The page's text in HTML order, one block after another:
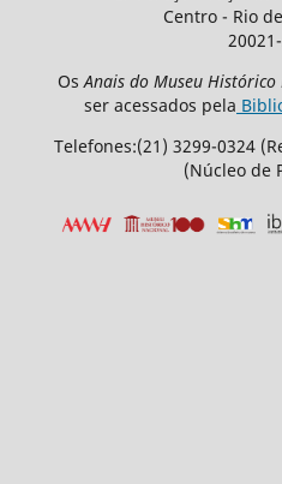
Centro - Rio
Os Anais do Museu Histórico
ser acessados pela
Telefones:(21) 3299-0324
(Núcleo de